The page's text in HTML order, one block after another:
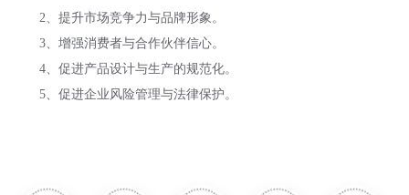
2、提升市场竞争力与品牌形象。
3、增强消费者与合作伙伴信心。
4、促进产品设计与生产的规范化。
5、促进企业风险管理与法律保护。